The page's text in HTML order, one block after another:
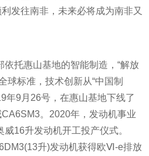
发往南非，未来必将成为南非又
依托惠山基地的智能制造，“解放
球标准，技术创新从“中国制
年9月26号，在惠山基地下线了
。2020年，发动机事业
16升发动机开工投产仪式。
升)发动机获得欧Ⅵ-e排放